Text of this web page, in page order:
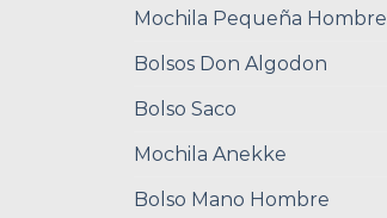
Mochila Pequeña Hombre
Bolsos Don Algodon
Bolso Saco
Mochila Anekke
Bolso Mano Hombre